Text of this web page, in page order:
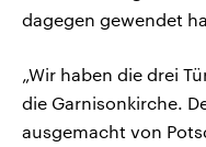
dagegen gewendet
„Wir haben die drei
die Garnisonkirche.
ausgemacht von